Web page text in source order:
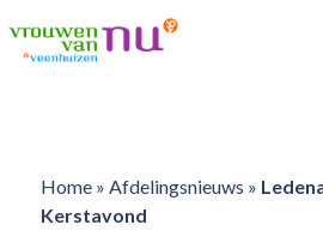
Home» Afdelingsnieuws »
Kerstavond